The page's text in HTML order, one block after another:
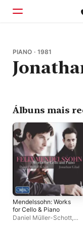
Início
Explorar
PIANO · 1981
Álbuns mais
Mendelssohn: Works
for Cello & Piano
Daniel Müller-Schott,